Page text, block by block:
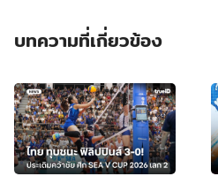
บทความที่เกี่ยวข้อง